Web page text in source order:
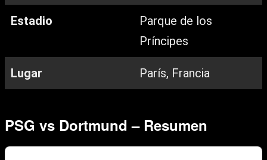
Estadio
Parque de los
Príncipes
Lugar París, Francia
PSG vs Dortmund – Resumen